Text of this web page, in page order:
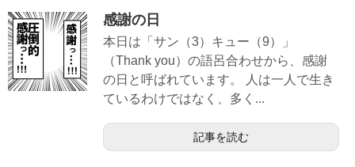
感謝の日
本日は「サン（3）キュー（9）」
（Thank you）の語呂合わせから、感謝
の日と呼ばれています。 人は一人で生き
ているわけではなく、多く...
記事を読む